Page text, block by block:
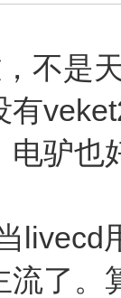
不是
电驴也
livecd
流了。